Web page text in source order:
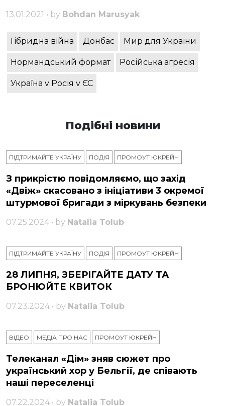
13.01.2021 • by Bohdan Marusyak
Гібридна війна Донбас Мир для України
Нормандський формат Російська агресія
Україна v Росія v ЄС
Подібні новини
ПІДТРИМАЙТЕ УКРАЇНУ ПОДІЯ ПРОМОУТ ЮКРЕЙН
З прикрістю повідомляємо, що захід
«Двіж» скасовано з ініціативи 3 окремої
штурмової бригади з міркувань безпеки
07.25.2024 • by Natalia Tolub
ПІДТРИМАЙТЕ УКРАЇНУ ПОДІЯ ПРОМОУТ ЮКРЕЙН
28 ЛИПНЯ, ЗБЕРІГАЙТЕ ДАТУ ТА
БРОНЮЙТЕ КВИТОК
07.23.2024 • by Natalia Tolub
ВІДЕО МЕДІА ПРО НАС ПРОМОУТ ЮКРЕЙН
Телеканал «Дім» зняв сюжет про
український хор у Бельгії, де співають
наші переселенці
07.22.2024 • by Natalia Tolub